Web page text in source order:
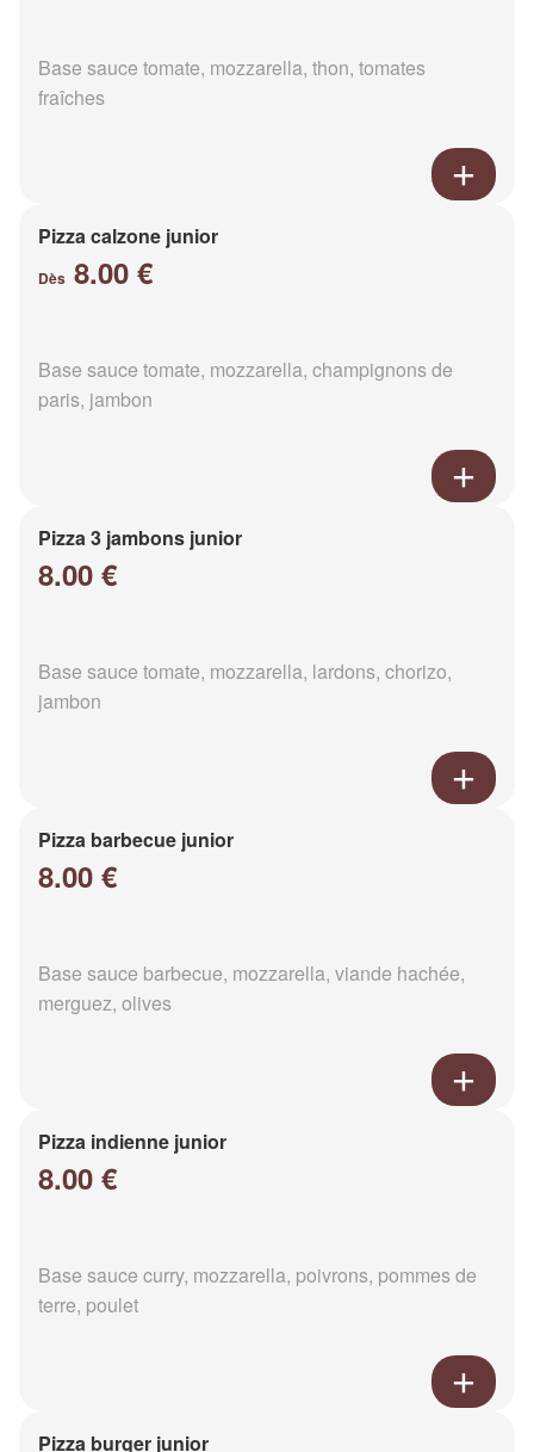
Base sauce tomate, mozzarella, thon, tomates
fraîches
Pizza calzone junior
Dès 8.00 €
Base sauce tomate, mozzarella, champignons de
paris, jambon
Pizza 3 jambons junior
8.00 €
Base sauce tomate, mozzarella, lardons, chorizo,
jambon
Pizza barbecue junior
8.00 €
Base sauce barbecue, mozzarella, viande hachée,
merguez, olives
Pizza indienne junior
8.00 €
Base sauce curry, mozzarella, poivrons, pommes de
terre, poulet
Pizza burger junior